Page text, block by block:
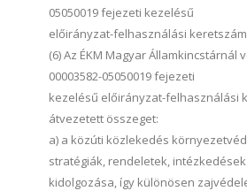
05050019 fejezeti kezelésű
előirányzat-felhasználási
(6) Az ÉKM Magyar Államkincstárnál
00003582-05050019 fejezeti
kezelésű előirányzat-felhasználási
átvezetett összeget:
a) a közúti közlekedés
stratégiák, rendeletek, intézkedések
kidolgozása, így különösen